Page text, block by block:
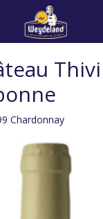
Chardonnay